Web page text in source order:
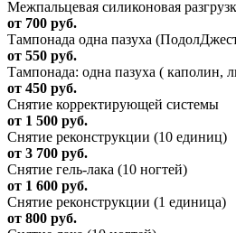
Межпальцевая силиконовая
от 700 руб.
Тампонада одна пазуха
от 550 руб.
Тампонада: одна пазуха ( каполин,
от 450 руб.
Снятие корректирующей системы
от 1 500 руб.
Снятие реконструкции (10 единиц)
от 3 700 руб.
Снятие гель-лака (10 ногтей)
от 1 600 руб.
Снятие реконструкции (1 единица)
от 800 руб.